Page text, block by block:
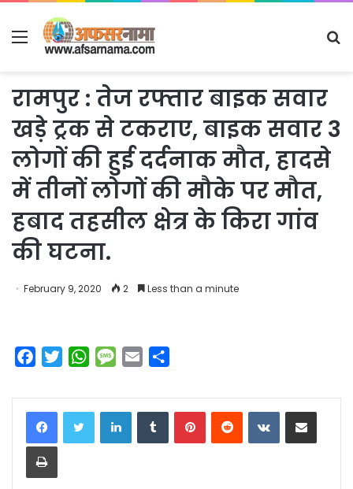
Menu
रामपुर : तेज रफ्तार बाइक सवार
खड़े ट्रक से टकराए, बाइक सवार 3
लोगों की हुई दर्दनाक मौत, हादसे
में तीनों लोगों की मौके पर मौत,
हबाद तहसील क्षेत्र के किरा गांव
की घटना.
February 9, 2020 2 Less than a minute
c
e
b
o
o
i
t
t
W
a
t
s
M
s
s
a
a
i
a
r
e
LinkedInTumblrPinterestReddit VKontakteShare via Email
Print